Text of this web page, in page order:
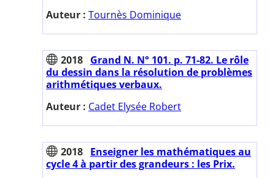
Auteur : Tournès Dominique
2018 Grand N. N° 101. p. 71-82. Le rôle
du dessin dans la résolution de problèmes
arithmétiques verbaux.
Auteur : Cadet Elysée Robert
2018 Enseigner les mathématiques au
cycle 4 à partir des grandeurs : les Prix.